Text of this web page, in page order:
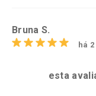
Bruna S.
há
esta